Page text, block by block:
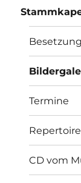
Besetzung
Termine
Repertoire
CD vom